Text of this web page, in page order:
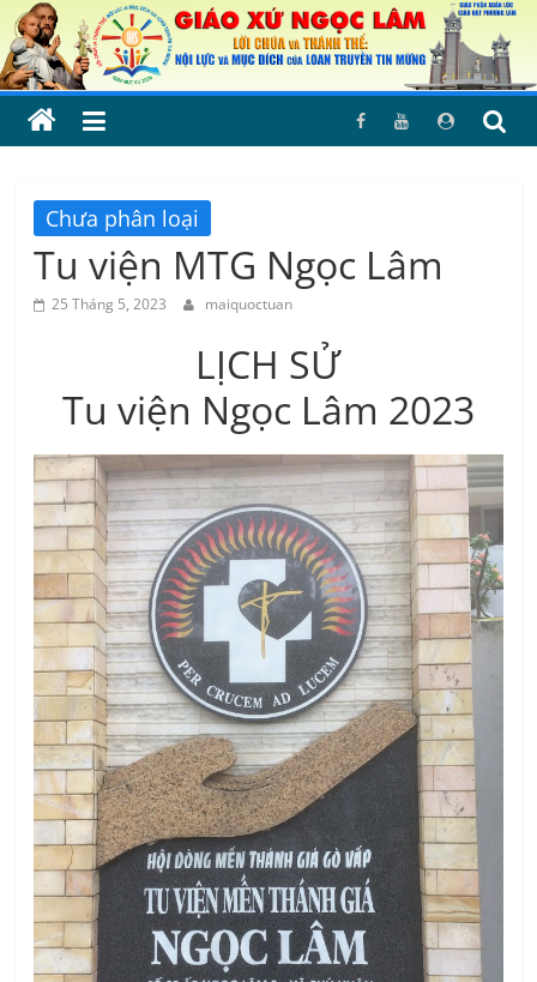
Skip
to
content
Chưa phân loại
Tu viện MTG Ngọc Lâm
25 Tháng 5, 2023 maiquoctuan
LỊCH SỬ
Tu viện Ngọc Lâm 2023